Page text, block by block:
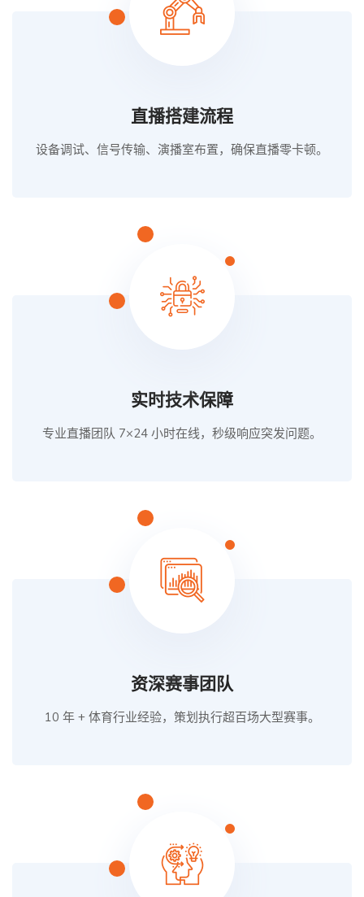
直播搭建流程
设备调试、信号传输、演播室布置，确保直播零卡顿。
实时技术保障
专业直播团队 7×24 小时在线，秒级响应突发问题。
资深赛事团队
10 年 + 体育行业经验，策划执行超百场大型赛事。